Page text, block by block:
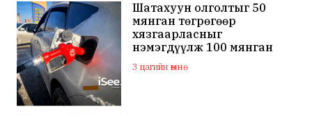
Шатахуун олголтыг 50
мянган төгрөгөөр
хязгаарласныг
нэмэгдүүлж 100 мянган
төгрөгт хүргэхээр судалж
байна
3 цагийн өмнө